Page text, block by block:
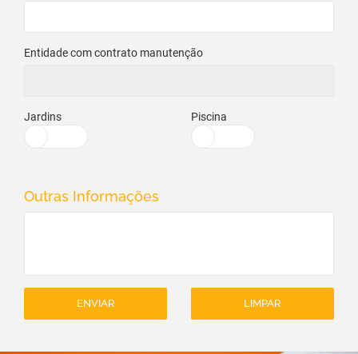
Entidade com contrato manutenção
Jardins Piscina
Outras Informações
ENVIAR LIMPAR